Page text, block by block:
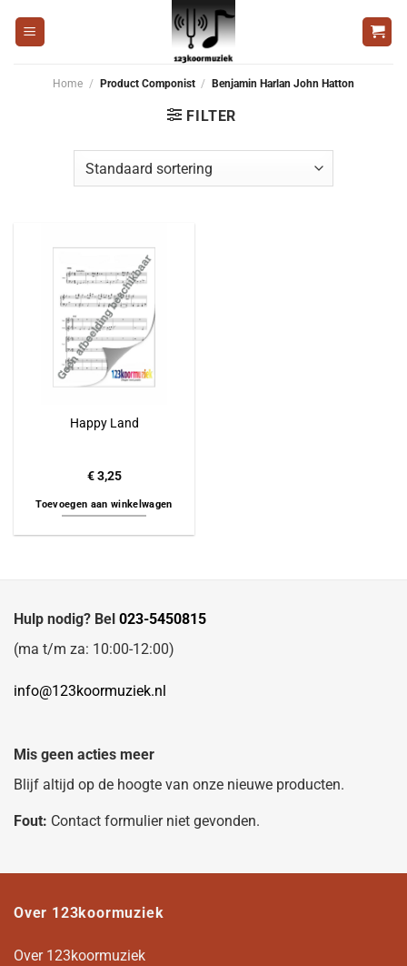
naar
Home / Product Componist / Benjamin Harlan John Hatton
FILTER
Happy Land
€3,25
Toevoegen aan winkelwagen
Hulp nodig? Bel 023-5450815
(ma t/m za: 10:00-12:00)
info@123koormuziek.nl
Mis geen acties meer
Blijf altijd op de hoogte van onze nieuwe producten.
Fout: Contact formulier niet gevonden.
Over 123koormuziek
Over 123koormuziek